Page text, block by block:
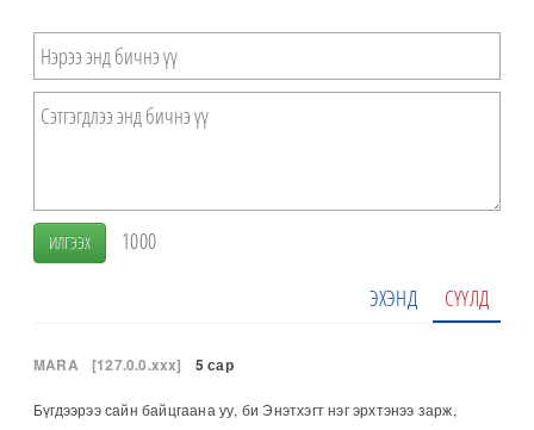
ИЛГЭЭХ 1000
ЭХЭНД СҮҮЛД
MARA [127.0.0.xxx] 5 сар
Бүгдээрээ сайн байцгаана уу, би Энэтхэгт нэг эрхтэнээ зарж,